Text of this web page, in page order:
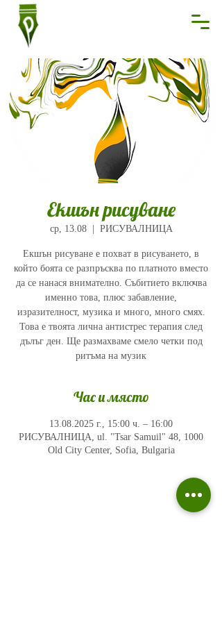
Екшън рисуване
ср, 13.08
  |
РИСУВАЛНИЦА
Екшън рисуване е похват в рисуването, в
който боята се разпръсква по платното вместо
да се нанася внимателно. Събитието включва
именно това, плюс забавление,
изразителност, музика и много, много смях.
Това е твоята лична антистрес терапия след
дълъг ден. Ще размахваме смело четки под
ритъма на музик
Час и място
13.08.2025 г., 15:00 ч. – 16:00
РИСУВАЛНИЦА, ul. "Tsar Samuil" 48, 1000
Old City Center, Sofia, Bulgaria